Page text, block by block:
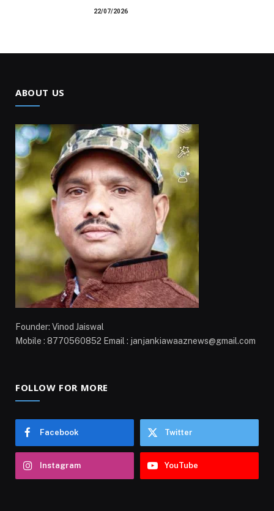
22/07/2026
ABOUT US
Founder: Vinod Jaiswal
Mobile : 8770560852 Email : janjankiawaaznews@gmail.com
FOLLOW FOR MORE
Facebook Twitter
Instagram YouTube